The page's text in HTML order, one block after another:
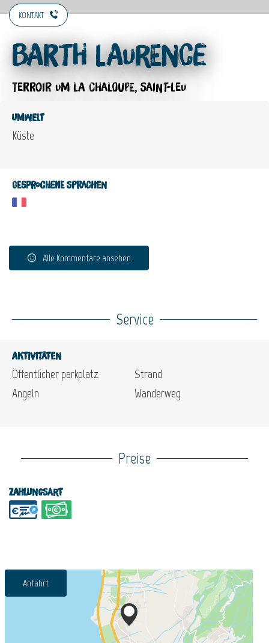
KONTAKT
Barth Laurence
TERROIR UM LA CHALOUPE, SAINT-LEU
Umwelt
Küste
Gesprochene Sprachen
Alle Kommentare ansehen
Service
Aktivitäten
Öffentlicher parkplatz
Angeln
Strand
Wanderweg
Preise
Zahlungsart
Anfahrt